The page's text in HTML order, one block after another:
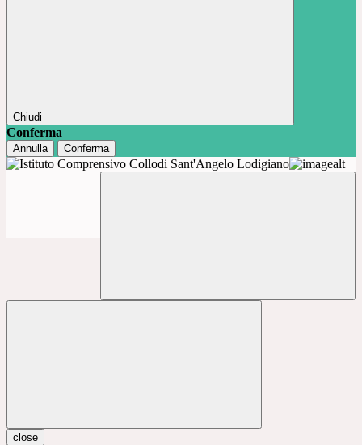
Chiudi
Conferma
Annulla Conferma
close